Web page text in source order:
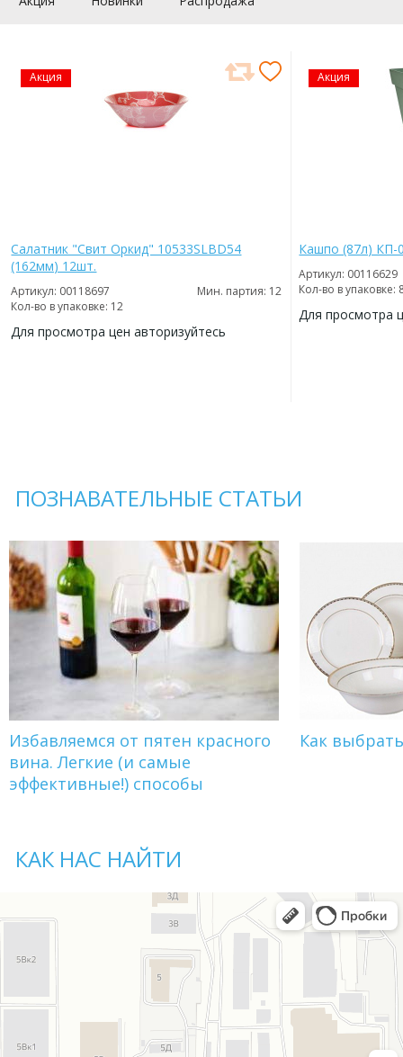
Акция
Салатник "Свит Оркид" 10533SLBD54
(162мм) 12шт.
Артикул: 00118697
Мин. партия: 12
Кол-во в упаковке: 12
Для просмотра цен авторизуйтесь
Акция
Кашпо (87л) КП-
Артикул: 00116629
Кол-во в упаковке:
Для просмотра
ПОЗНАВАТЕЛЬНЫЕ СТАТЬИ
Избавляемся от пятен красного
вина. Легкие (и самые
эффективные!) способы
Как
КАК НАС НАЙТИ